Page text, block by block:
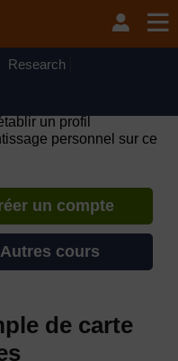
on Wednesday 12
(GMT) due to routine
Research
un profil
personnel sur ce
un compte
Autres cours
de carte